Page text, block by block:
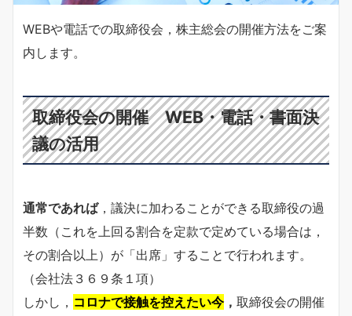
WEBや電話での取締役会，株主総会の開催方法をご案
内します。
取締役会の開催 WEB・電話・書面決
議の活用
通常であれば，議決に加わることができる取締役の過
半数（これを上回る割合を定款で定めている場合は，
その割合以上）が「出席」することで行われます。
（会社法３６９条１項）
しかし， コロナで接触を控えたい今 ， 取締役会の開催